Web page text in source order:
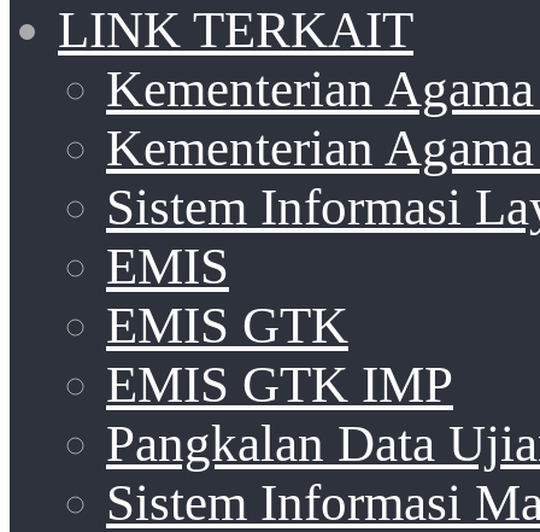
LINK TERKAIT
Kementerian
Kementerian
Sistem Informasi
EMIS
EMIS GTK
EMIS GTK IMP
Pangkalan Data
Sistem Informasi